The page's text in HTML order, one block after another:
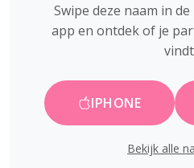
Swipe deze naam in
app en ontdek of je
IPHONE
Bekijk alle